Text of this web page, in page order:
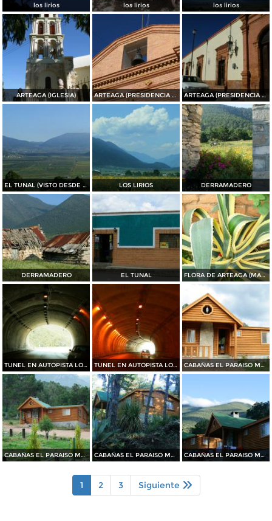
los lirios los lirios los lirios
ARTEAGA (IGLESIA) ARTEAGA (PRESIDENCIA MUNICIPAL) ARTEAGA (PRESIDENCIA MUNICIPAL)
EL TUNAL (VISTO DESDE EL PUERTO DE JAME) LOS LIRIOS DERRAMADERO
DERRAMADERO EL TUNAL FLORA DE ARTEAGA (MAGUEY)
TUNEL EN AUTOPISTA LOS CHORROS TUNEL EN AUTOPISTA LOS CHORROS CABAÑAS EL PARAISO MAGISTERIAL
CABAÑAS EL PARAISO MAGISTERIAL CABAÑAS EL PARAISO MAGISTERIAL CABAÑAS EL PARAISO MAGISTERIAL
1 2 3 Siguiente